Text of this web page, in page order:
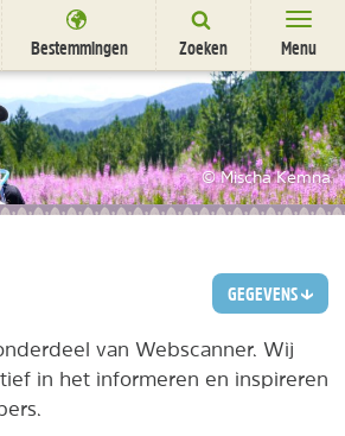
Bestemmingen Zoeken Menu
SHOP
© Mischa Kemna
GEGEVENS
van Webscanner. Wij
in het informeren en inspireren